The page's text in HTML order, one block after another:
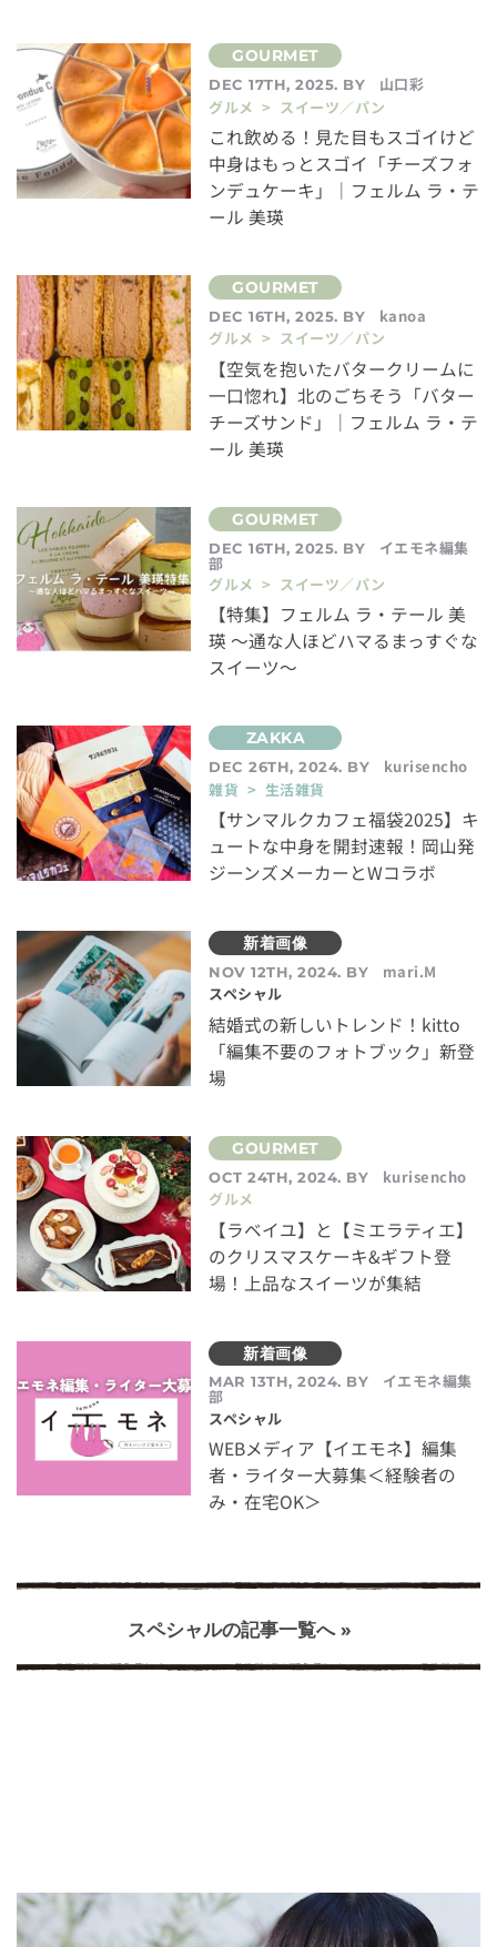
DEC 17TH, 2025. BY
山口彩
グルメ > スイーツ／パン
これ飲める！見た目もスゴイけど
中身はもっとスゴイ「チーズフォ
ンデュケーキ」｜フェルム ラ・テ
ール 美瑛
DEC 16TH, 2025. BY
kanoa
グルメ > スイーツ／パン
【空気を抱いたバタークリームに
一口惚れ】北のごちそう「バター
チーズサンド」｜フェルム ラ・テ
ール 美瑛
DEC 16TH, 2025. BY イエモネ編集
部
グルメ > スイーツ／パン
【特集】フェルム ラ・テール 美
瑛 〜通な人ほどハマるまっすぐな
スイーツ〜
DEC 26TH, 2024. BY
kurisencho
雑貨 > 生活雑貨
【サンマルクカフェ福袋2025】キ
ュートな中身を開封速報！岡山発
ジーンズメーカーとWコラボ
NOV 12TH, 2024. BY
mari.M
スペシャル
結婚式の新しいトレンド！kitto
「編集不要のフォトブック」新登
場
OCT 24TH, 2024. BY
kurisencho
グルメ
【ラベイユ】と【ミエラティエ】
のクリスマスケーキ&ギフト登
場！上品なスイーツが集結
MAR 13TH, 2024. BY イエモネ編集
部
スペシャル
WEBメディア【イエモネ】編集
者・ライター大募集＜経験者の
み・在宅OK＞
スペシャルの記事一覧へ »